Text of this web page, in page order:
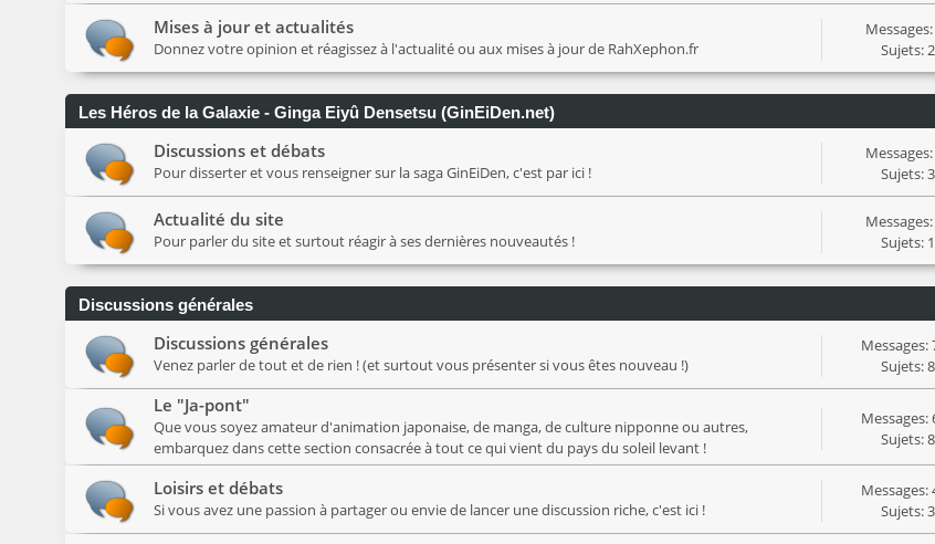
Mises à jour et actualités
Donnez votre opinion et réagissez à l'actualité ou aux mises à jour de RahXephon.fr
Sujets:
Les Héros de la Galaxie - Ginga Eiyû Densetsu (GinEiDen.net)
Discussions et débats
Pour disserter et vous renseigner sur la saga GinEiDen, c'est par ici !
Sujets:
Actualité du site
Pour parler du site et surtout réagir à ses dernières nouveautés !
Sujets:
Discussions générales
Discussions générales
Venez parler de tout et de rien ! (et surtout vous présenter si vous êtes nouveau !)
Messages:
Sujets:
Le "Ja-pont"
Que vous soyez amateur d'animation japonaise, de manga, de culture nipponne ou autres,
embarquez dans cette section consacrée à tout ce qui vient du pays du soleil levant !
Messages:
Sujets:
Loisirs et débats
Si vous avez une passion à partager ou envie de lancer une discussion riche, c'est ici !
Messages:
Sujets: